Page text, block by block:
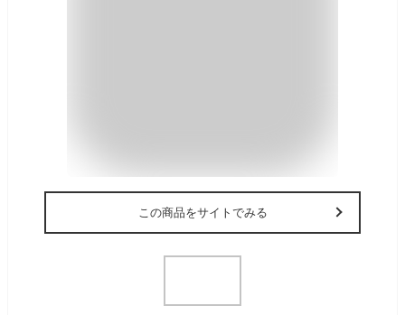
この商品をサイトでみる